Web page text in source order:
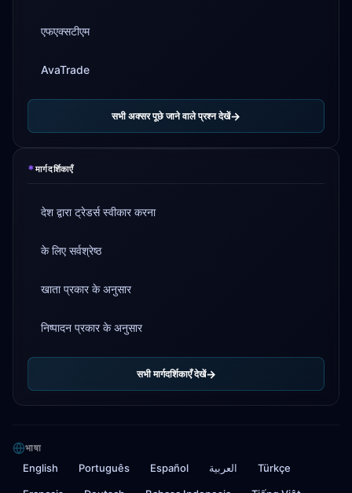
एफएक्सटीएम
AvaTrade
सभी अक्सर पूछे जाने वाले प्रश्न देखें
*मार्गदर्शिकाएँ
देश द्वारा ट्रेडर्स स्वीकार करना
के लिए सर्वश्रेष्ठ
खाता प्रकार के अनुसार
निष्पादन प्रकार के अनुसार
सभी मार्गदर्शिकाएँ देखें
भाषा
English Português Español العربية Türkçe